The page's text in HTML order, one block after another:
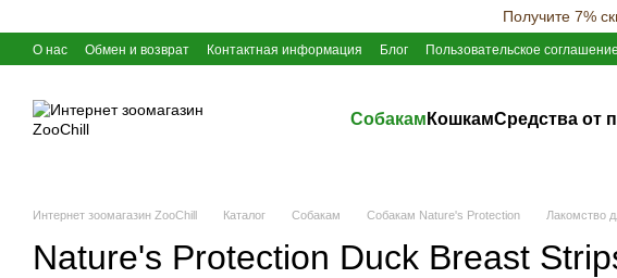
Получите 7%
О нас Обмен и возврат Контактная информация Блог Пользовательское соглашение
Собакам КошкамСредства от
Интернет зоомагазин ZooChill Каталог Собакам Собакам Nature's Protection Лакомство
Nature's Protection Duck Breast